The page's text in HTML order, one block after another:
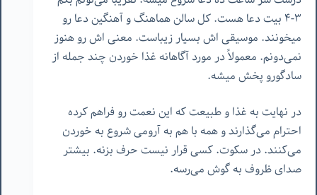
٣-۴ بیت دعا هست. کل سالن هماهنگ و آهنگین دعا رو
میخونند. موسیقی اش بسیار زیباست. معنی اش رو هنوز
نمی‌دونم. معمولاً در مورد آگاهانه غذا خوردن چند جمله از
سادگورو پخش میشه.
در نهایت به غذا و طبیعت که این نعمت رو فراهم کرده
احترام می‌گذارند و همه با هم به آرومی شروع به خوردن
می‌کنند. در سکوت. کسی قرار نیست حرف بزنه. بیشتر
صدای ظروف به گوش می‌رسه.